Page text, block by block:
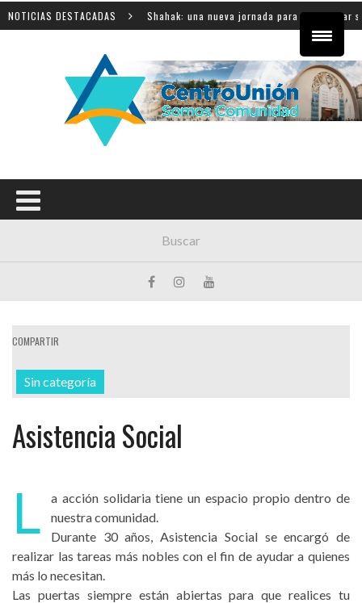
NOTICIAS DESTACADASShahak: una nueva jornada para reflexionar sobre
COMPARTIR
Sin categoría
Asistencia Social
L
a acción solidaria tiene un espacio propio dentro de
nuestra comunidad.
Durante 30 años, Asistencia Social se encargó de
realizar las tareas más nobles con el fin de ayudar a quienes
más lo necesitan.
Las puertas siempre están abiertas para que realices tu